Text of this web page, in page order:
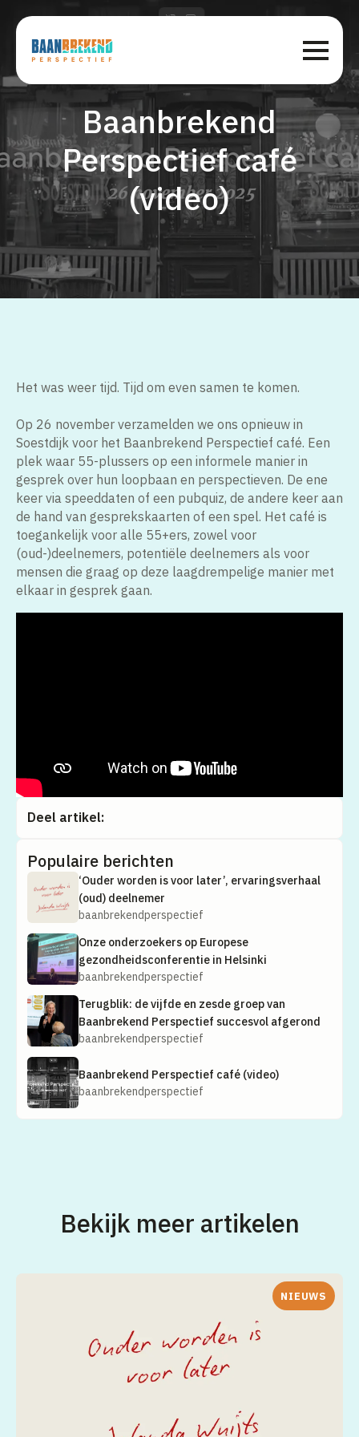
Baanbrekend
Perspectief café
(video)
Het was weer tijd. Tijd om even samen te komen.
Op 26 november verzamelden we ons opnieuw in
Soestdijk voor het Baanbrekend Perspectief café. Een
plek waar 55-plussers op een informele manier in
gesprek over hun loopbaan en perspectieven. De ene
keer via speeddaten of een pubquiz, de andere keer aan
de hand van gesprekskaarten of een spel. Het café is
toegankelijk voor alle 55+ers, zowel voor
(oud-)deelnemers, potentiële deelnemers als voor
mensen die graag op deze laagdrempelige manier met
elkaar in gesprek gaan.
Deel artikel:
Populaire berichten
‘Ouder worden is voor later’, ervaringsverhaal
(oud) deelnemer
baanbrekendperspectief
Onze onderzoekers op Europese
gezondheidsconferentie in Helsinki
baanbrekendperspectief
Terugblik: de vijfde en zesde groep van
Baanbrekend Perspectief succesvol afgerond
baanbrekendperspectief
Baanbrekend Perspectief café (video)
baanbrekendperspectief
Bekijk meer artikelen
NIEUWS